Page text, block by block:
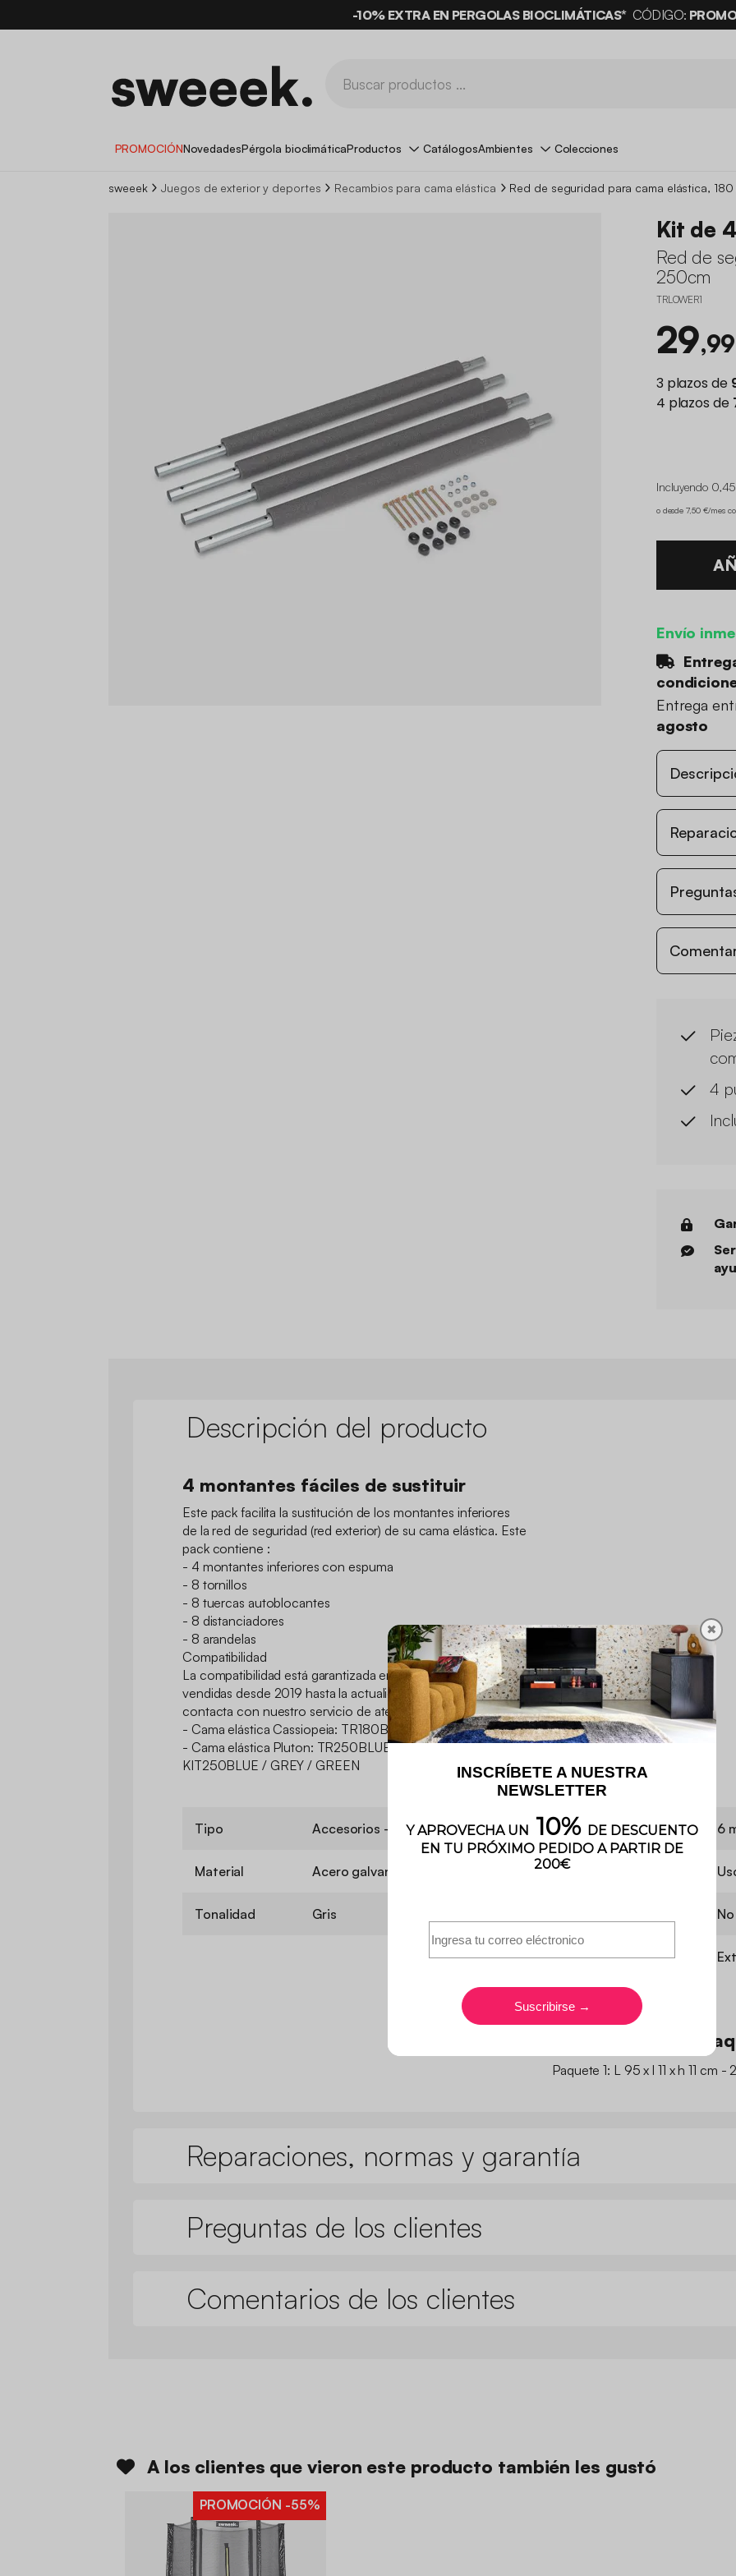
-10% EXTRA EN PERGOLAS BIOCLIMÁTICAS* CÓDIGO:
PROMOCIÓNNovedadesPérgola bioclimáticaProductos CatálogosAmbientes Colecciones
sweeek Juegos de exterior y deportes Recambios para cama elástica Red de seguridad para cama elástica,
Kit de
Red de
250cm
TRLOWER1
29
Incluyendo
o desde 7,50 €/mes
Envío
Entrega
agosto
4
Descripción del producto
4 montantes fáciles de sustituir
Este pack facilita la sustitución de los montantes inferiores
de la red de seguridad (red exterior) de su cama elástica. Este
pack contiene :
- 4 montantes inferiores con espuma
- 8 tornillos
- 8 tuercas autoblocantes
- 8 distanciadores
- 8 arandelas
Compatibilidad
La compatibilidad está garantizada en las camas elásticas
vendidas desde 2019 hasta la actualidad. En caso de duda,
contacta con nuestro servicio de atención al cliente.
- Cama elástica Cassiopeia: TR180BLUE / TR180GREY
- Cama elástica Pluton: TR250BLUE / GREY / GREEN -
KIT250BLUE / GREY / GREEN
Tipo Accesorios - Consumibles
Material Acero galvanizado
Tonalidad Gris
Garantía 6
Uso
No
Utilización
Dimensiones del
Paquete 1: L 95 x l 11 x h 11 cm -
Reparaciones, normas y garantía
Preguntas de los clientes
Comentarios de los clientes
A los clientes que vieron este producto también les gustó
PROMOCIÓN -55%
✖